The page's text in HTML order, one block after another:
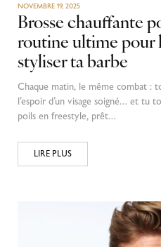
NOVEMBRE 19, 2025
Brosse chauffante
routine ultime pour
styliser ta barbe
Chaque matin, le même combat :
l’espoir d’un visage soigné… et tu
poils en freestyle, prêt…
LIRE PLUS